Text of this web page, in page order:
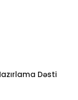
Dəsti